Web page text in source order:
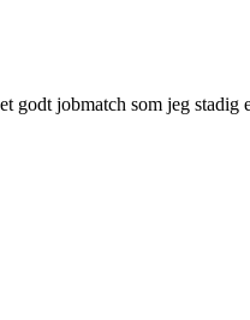
godt jobmatch som jeg stadig